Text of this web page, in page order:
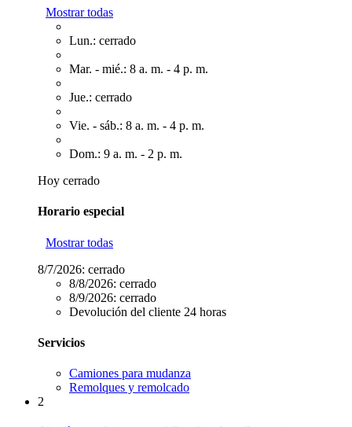
Mostrar todas
Lun.: cerrado
Mar. - mié.: 8 a. m. - 4 p. m.
Jue.: cerrado
Vie. - sáb.: 8 a. m. - 4 p. m.
Dom.: 9 a. m. - 2 p. m.
Hoy cerrado
Horario especial
Mostrar todas
8/7/2026: cerrado
8/8/2026: cerrado
8/9/2026: cerrado
Devolución del cliente 24 horas
Servicios
Camiones para mudanza
Remolques y remolcado
2